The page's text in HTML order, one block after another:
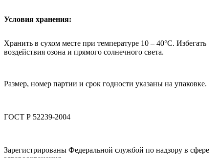
Условия хранения:
Хранить в сухом месте при температуре 10 – 40°С. Избегать
воздействия озона и прямого солнечного света.
Размер, номер партии и срок годности указаны на упаковке.
ГОСТ Р 52239-2004
Зарегистрированы Федеральной службой по надзору в сфере